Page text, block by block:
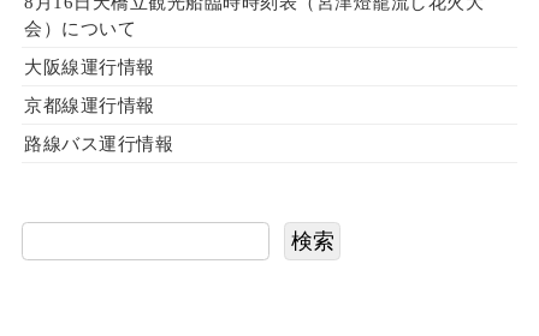
会）について
大阪線運行情報
京都線運行情報
路線バス運行情報
検索